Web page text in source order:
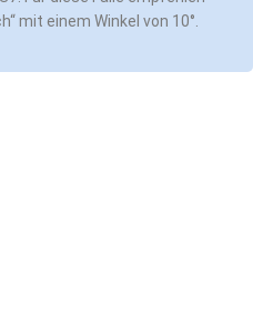
mit einem Winkel von 10°.